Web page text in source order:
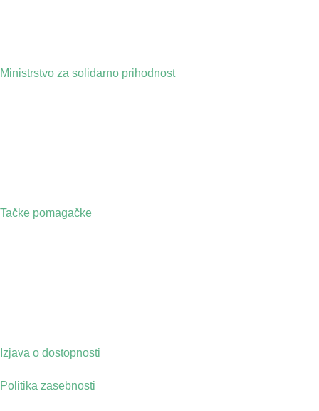
Ministrstvo za solidarno prihodnost
Tačke pomagačke
Izjava o dostopnosti
Politika zasebnosti